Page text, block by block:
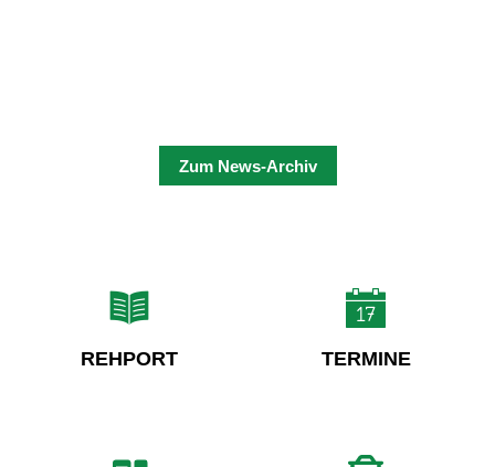
Zum News-Archiv
REHPORT TERMINE